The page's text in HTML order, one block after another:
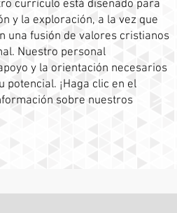
currículo está diseñado para
y la exploración, a la vez que
una fusión de valores cristianos
Nuestro personal
y la orientación necesarios
¡Haga clic en el
sobre nuestros